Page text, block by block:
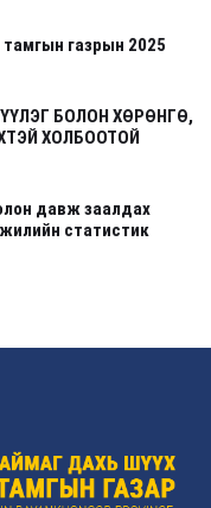
газрын 2025
БОЛОН ХӨРӨНГӨ,
ХОЛБООТОЙ
давж заалдах
статистик